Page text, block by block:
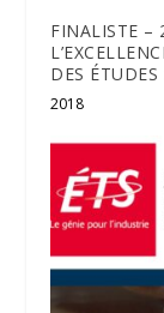
FINALISTE –
DES ÉTUDES
2018